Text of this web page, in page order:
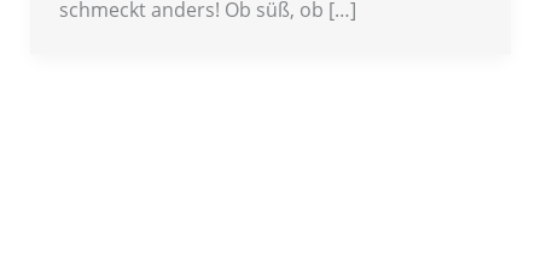
schmeckt anders! Ob süß, ob […]